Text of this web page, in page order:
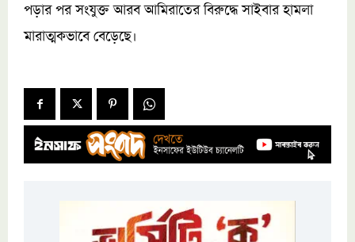
পড়ার পর সংযুক্ত আরব আমিরাতের বিরুদ্ধে সাইবার হামলা
মারাত্মকভাবে বেড়েছে।